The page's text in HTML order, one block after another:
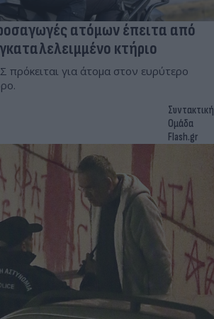
ατόμων έπειτα από
κτήριο
για άτομα στον ευρύτερο
Συντακτική
Ομάδα
Flash.gr